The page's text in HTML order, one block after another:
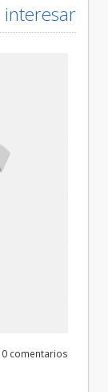
interesar
0 comentarios